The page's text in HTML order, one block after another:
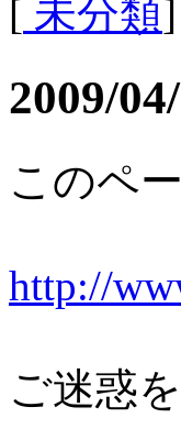
[ 未分類
2009/
このペ
http://
ご迷惑